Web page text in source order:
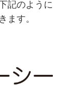
記のように
ます。